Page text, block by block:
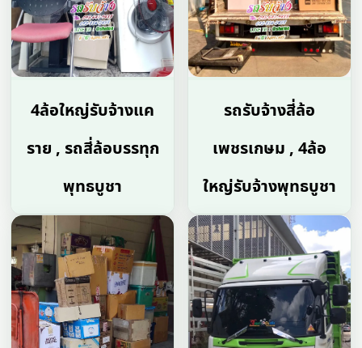
4ล้อใหญ่รับจ้างแค
ราย , รถสี่ล้อบรรทุก
พุทธบูชา
รถรับจ้างสี่ล้อ
เพชรเกษม , 4ล้อ
ใหญ่รับจ้างพุทธบูชา